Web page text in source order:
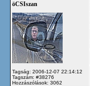
öCSIszan
Tagság: 2006-12-07 22:14:12
Tagszám: #38276
Hozzászólások: 3062